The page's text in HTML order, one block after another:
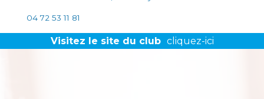
04 72 53 11 81
Visitez le site du club cliquez-ici